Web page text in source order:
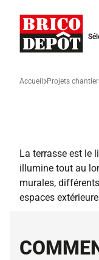
Accueil Projets
La terrasse est le
illumine tout au
murales,
espaces